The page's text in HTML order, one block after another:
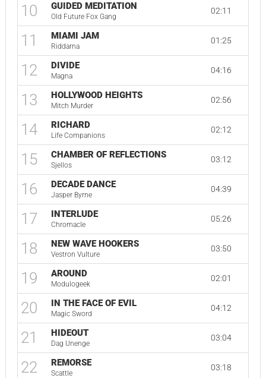
10 GUIDED MEDITATION
Old Future Fox Gang
02:11
11 MIAMI JAM
Riddarna
01:25
12 DIVIDE
Magna
04:16
13 HOLLYWOOD HEIGHTS
Mitch Murder
02:56
14 RICHARD
Life Companions
02:12
15 CHAMBER OF REFLECTIONS
Sjellos
03:12
16 DECADE DANCE
Jasper Byrne
04:39
17 INTERLUDE
Chromacle
05:26
18 NEW WAVE HOOKERS
Vestron Vulture
03:50
19 AROUND
Modulogeek
02:01
20 IN THE FACE OF EVIL
Magic Sword
04:12
21 HIDEOUT
Dag Unenge
03:04
22 REMORSE
Scattle
03:18